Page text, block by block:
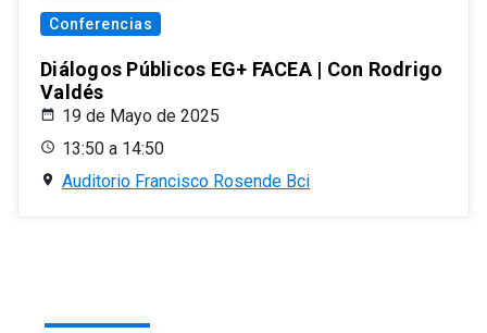
Conferencias
Diálogos Públicos EG+ FACEA | Con Rodrigo
Valdés
19 de Mayo de 2025
13:50 a 14:50
Auditorio Francisco Rosende Bci